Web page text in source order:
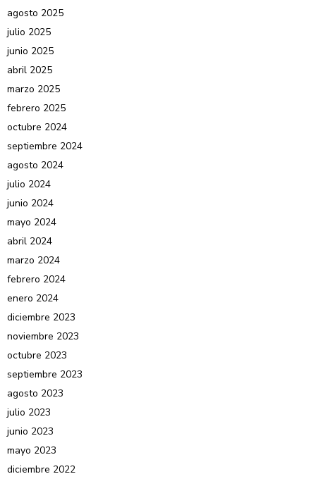
agosto 2025
julio 2025
junio 2025
abril 2025
marzo 2025
febrero 2025
octubre 2024
septiembre 2024
agosto 2024
julio 2024
junio 2024
mayo 2024
abril 2024
marzo 2024
febrero 2024
enero 2024
diciembre 2023
noviembre 2023
octubre 2023
septiembre 2023
agosto 2023
julio 2023
junio 2023
mayo 2023
diciembre 2022